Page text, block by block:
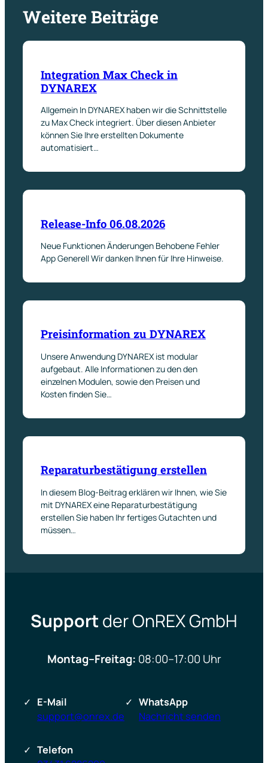
Weitere Beiträge
Integration Max Check in
DYNAREX
Allgemein In DYNAREX haben wir die Schnittstelle
zu Max Check integriert. Über diesen Anbieter
können Sie Ihre erstellten Dokumente
automatisiert…
Release-Info 06.08.2026
Neue Funktionen Änderungen Behobene Fehler
App Generell Wir danken Ihnen für Ihre Hinweise.
Preisinformation zu DYNAREX
Unsere Anwendung DYNAREX ist modular
aufgebaut. Alle Informationen zu den den
einzelnen Modulen, sowie den Preisen und
Kosten finden Sie…
Reparaturbestätigung erstellen
In diesem Blog-Beitrag erklären wir Ihnen, wie Sie
mit DYNAREX eine Reparaturbestätigung
erstellen Sie haben Ihr fertiges Gutachten und
müssen…
Support der OnREX GmbH
Montag–Freitag: 08:00–17:00 Uhr
E-Mail
support@onrex.de
WhatsApp
Nachricht senden
Telefon